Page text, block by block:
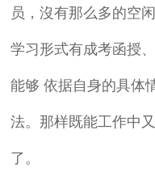
员，沒有那么多的空
学习形式有成考函授
能够 依据自身的具体
法。那样既能工作中
了。